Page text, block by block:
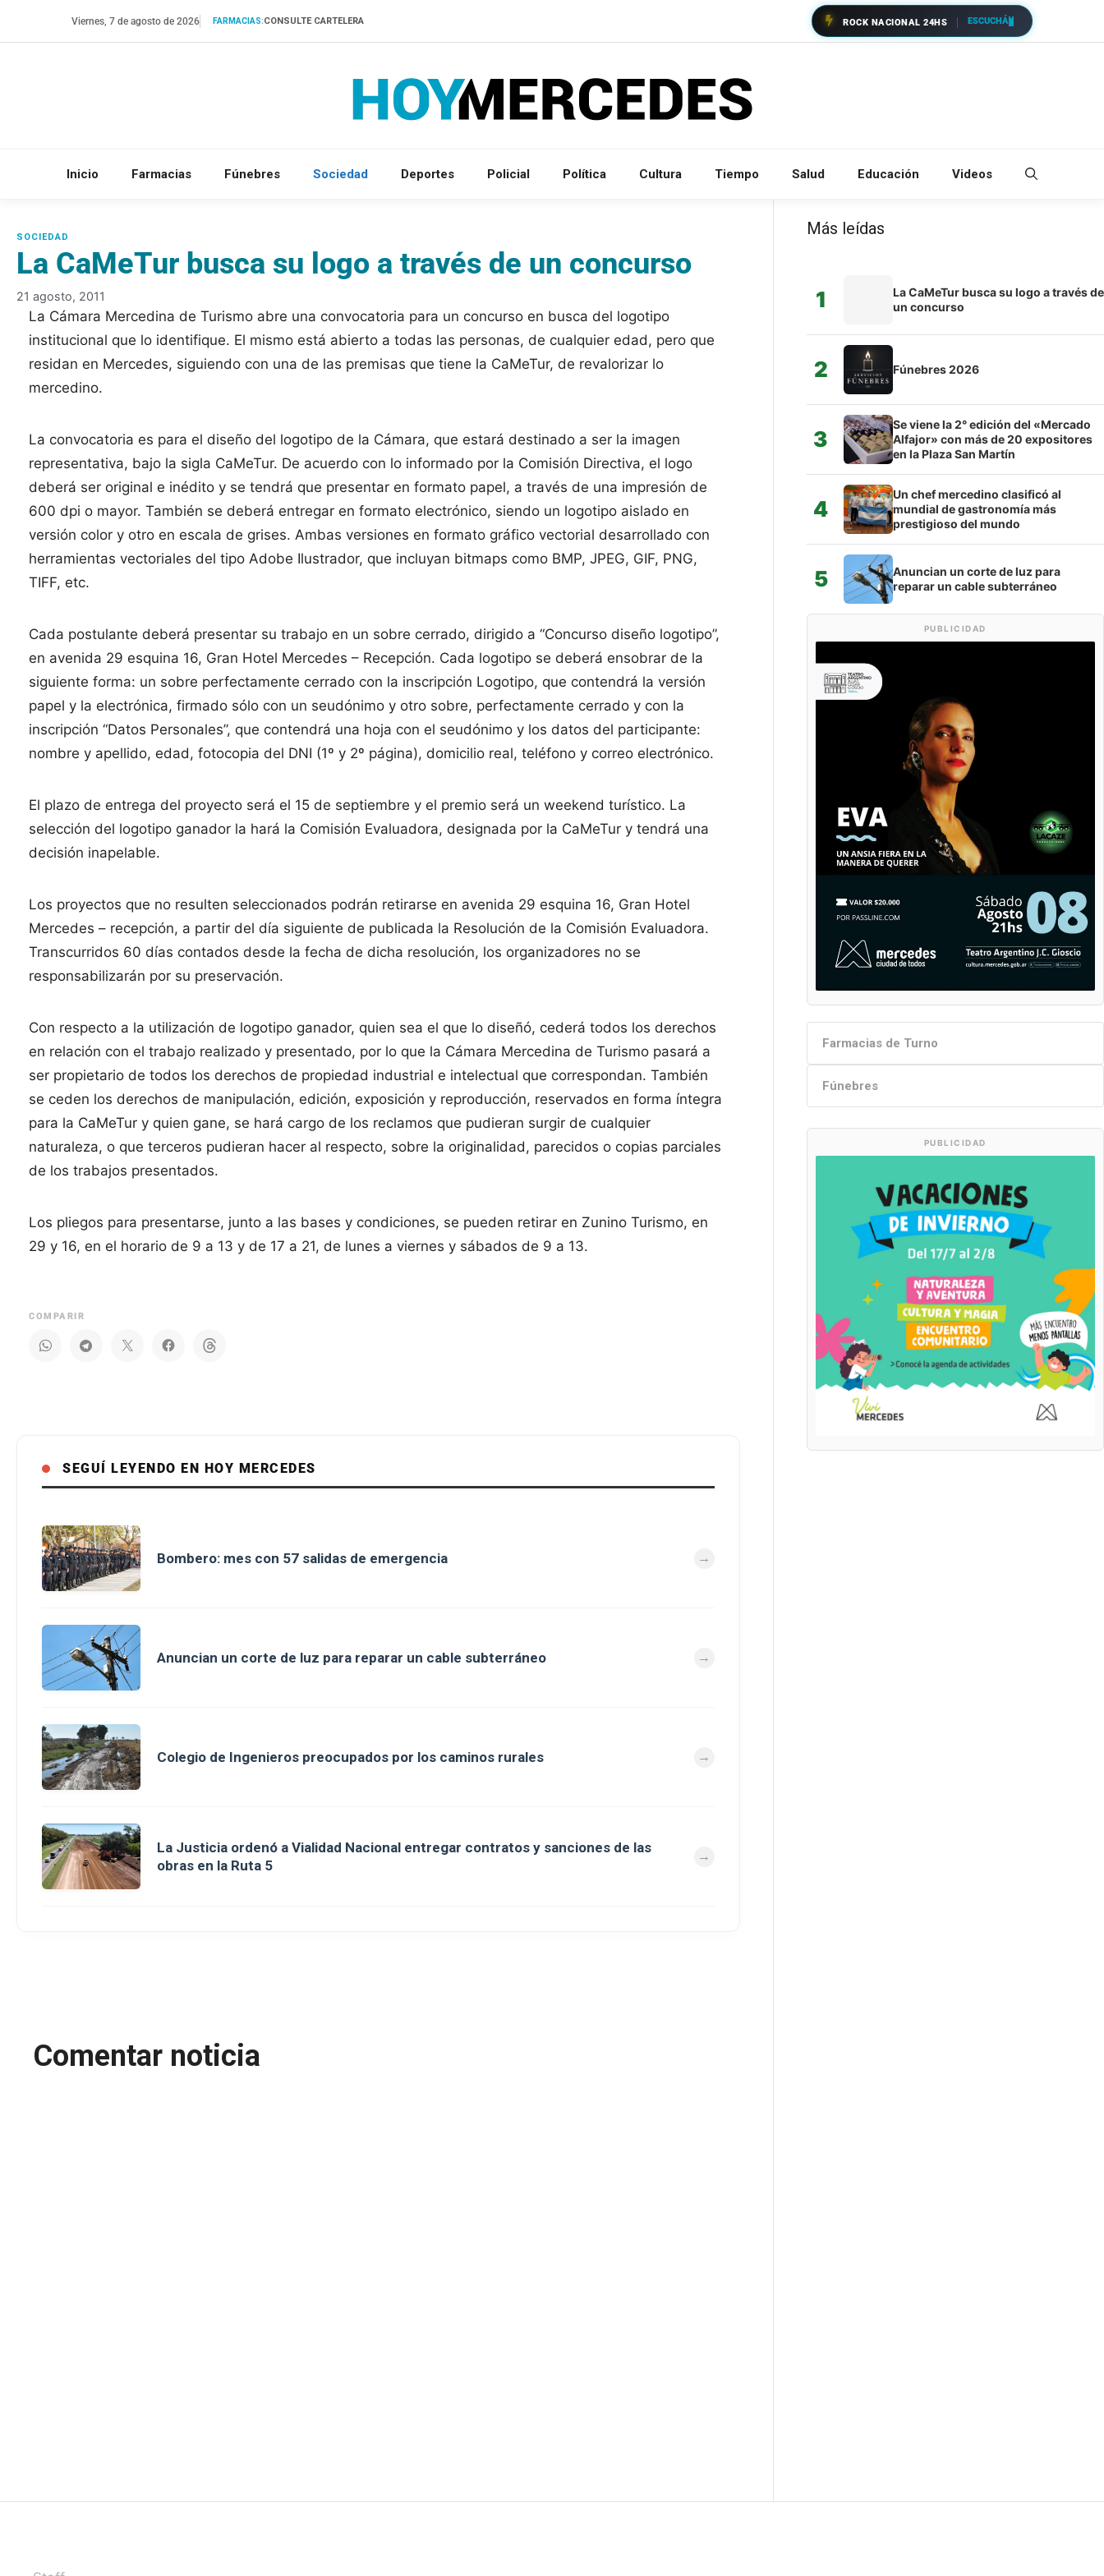
Viernes, 7 de agosto de 2026 FARMACIAS:CONSULTE CARTELERA ROCK NACIONAL 24HS ESCUCHÁ
Inicio Farmacias Fúnebres Sociedad Deportes Policial Política Cultura Tiempo Salud Educación Videos
La CaMeTur busca su logo a través de un concurso
21 agosto, 2011
La Cámara Mercedina de Turismo abre una convocatoria para un concurso en busca del logotipo
institucional que lo identifique. El mismo está abierto a todas las personas, de cualquier edad, pero que
residan en Mercedes, siguiendo con una de las premisas que tiene la CaMeTur, de revalorizar lo
mercedino.
La convocatoria es para el diseño del logotipo de la Cámara, que estará destinado a ser la imagen
representativa, bajo la sigla CaMeTur. De acuerdo con lo informado por la Comisión Directiva, el logo
deberá ser original e inédito y se tendrá que presentar en formato papel, a través de una impresión de
600 dpi o mayor. También se deberá entregar en formato electrónico, siendo un logotipo aislado en
versión color y otro en escala de grises. Ambas versiones en formato gráfico vectorial desarrollado con
herramientas vectoriales del tipo Adobe Ilustrador, que incluyan bitmaps como BMP, JPEG, GIF, PNG,
TIFF, etc.
Cada postulante deberá presentar su trabajo en un sobre cerrado, dirigido a “Concurso diseño logotipo”,
en avenida 29 esquina 16, Gran Hotel Mercedes – Recepción. Cada logotipo se deberá ensobrar de la
siguiente forma: un sobre perfectamente cerrado con la inscripción Logotipo, que contendrá la versión
papel y la electrónica, firmado sólo con un seudónimo y otro sobre, perfectamente cerrado y con la
inscripción “Datos Personales”, que contendrá una hoja con el seudónimo y los datos del participante:
nombre y apellido, edad, fotocopia del DNI (1º y 2º página), domicilio real, teléfono y correo electrónico.
El plazo de entrega del proyecto será el 15 de septiembre y el premio será un weekend turístico. La
selección del logotipo ganador la hará la Comisión Evaluadora, designada por la CaMeTur y tendrá una
decisión inapelable.
Los proyectos que no resulten seleccionados podrán retirarse en avenida 29 esquina 16, Gran Hotel
Mercedes – recepción, a partir del día siguiente de publicada la Resolución de la Comisión Evaluadora.
Transcurridos 60 días contados desde la fecha de dicha resolución, los organizadores no se
responsabilizarán por su preservación.
Con respecto a la utilización de logotipo ganador, quien sea el que lo diseñó, cederá todos los derechos
en relación con el trabajo realizado y presentado, por lo que la Cámara Mercedina de Turismo pasará a
ser propietario de todos los derechos de propiedad industrial e intelectual que correspondan. También
se ceden los derechos de manipulación, edición, exposición y reproducción, reservados en forma íntegra
para la CaMeTur y quien gane, se hará cargo de los reclamos que pudieran surgir de cualquier
naturaleza, o que terceros pudieran hacer al respecto, sobre la originalidad, parecidos o copias parciales
de los trabajos presentados.
Los pliegos para presentarse, junto a las bases y condiciones, se pueden retirar en Zunino Turismo, en
29 y 16, en el horario de 9 a 13 y de 17 a 21, de lunes a viernes y sábados de 9 a 13.
COMPARIR
SEGUÍ LEYENDO EN HOY MERCEDES
Bombero: mes con 57 salidas de emergencia
Anuncian un corte de luz para reparar un cable subterráneo
Colegio de Ingenieros preocupados por los caminos rurales
La Justicia ordenó a Vialidad Nacional entregar contratos y sanciones de las
obras en la Ruta 5
Comentar noticia
Más leídas
1
La CaMeTur busca su logo a través de
un concurso
2 Fúnebres 2026
3
Se viene la 2° edición del «Mercado
Alfajor» con más de 20 expositores
en la Plaza San Martín
4
Un chef mercedino clasificó al
mundial de gastronomía más
prestigioso del mundo
5
Anuncian un corte de luz para
reparar un cable subterráneo
PUBLICIDAD
Farmacias de Turno
Fúnebres
PUBLICIDAD